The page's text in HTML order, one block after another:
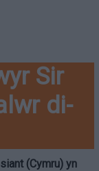
Sir
di-
(Cymru) yn